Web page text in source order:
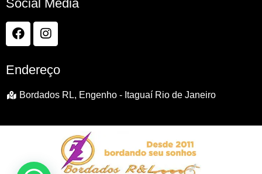
Social Media
Endereço
Bordados RL, Engenho - Itaguaí Rio de Janeiro